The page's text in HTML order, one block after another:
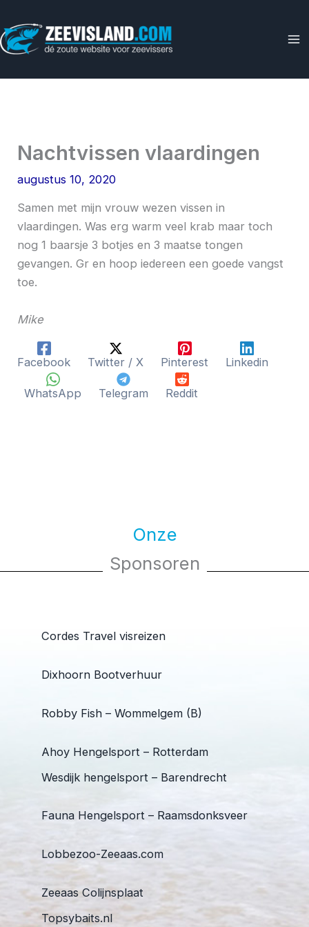
naar
de
Nachtvissen vlaardingen
augustus 10, 2020
Samen met mijn vrouw wezen vissen in
vlaardingen. Was erg warm veel krab maar toch
nog 1 baarsje 3 botjes en 3 maatse tongen
gevangen. Gr en hoop iedereen een goede vangst
toe.
Mike
Facebook Twitter / X Pinterest Linkedin
WhatsApp Telegram Reddit
Onze
Sponsoren
Cordes Travel visreizen
Dixhoorn Bootverhuur
Robby Fish – Wommelgem (B)
Ahoy Hengelsport – Rotterdam
Wesdijk hengelsport – Barendrecht
Fauna Hengelsport – Raamsdonksveer
Lobbezoo-Zeeaas.com
Zeeaas Colijnsplaat
Topsybaits.nl